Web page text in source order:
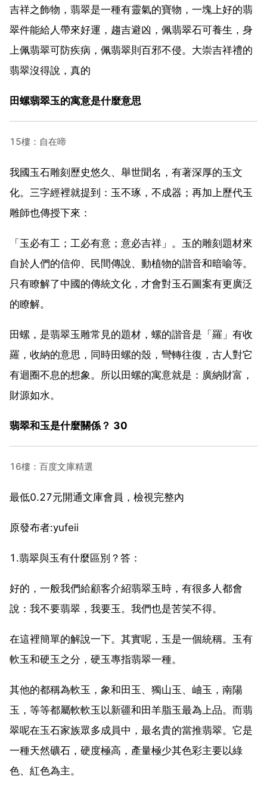
吉祥之飾物，翡翠是一種有靈氣的寶物，一塊上好的翡
翠件能給人帶來好運，趨吉避凶，佩翡翠石可養生，身
上佩翡翠可防疾病，佩翡翠則百邪不侵。大崇吉祥禮的
翡翠沒得說，真的
田螺翡翠玉的寓意是什麼意思
15樓：自在啼
我國玉石雕刻歷史悠久、舉世聞名，有著深厚的玉文
化。三字經裡就提到：玉不琢，不成器；再加上歷代玉
雕師也傳授下來：
「玉必有工；工必有意；意必吉祥」。玉的雕刻題材來
自於人們的信仰、民間傳說、動植物的諧音和暗喻等。
只有瞭解了中國的傳統文化，才會對玉石圖案有更廣泛
的瞭解。
田螺，是翡翠玉雕常見的題材，螺的諧音是「羅」有收
羅，收納的意思，同時田螺的殼，彎轉往復，古人對它
有迴圈不息的想象。所以田螺的寓意就是：廣納財富，
財源如水。
翡翠和玉是什麼關係？ 30
16樓：百度文庫精選
最低0.27元開通文庫會員，檢視完整內
原發布者:yufeii
1.翡翠與玉有什麼區別？答：
好的，一般我們給顧客介紹翡翠玉時，有很多人都會
說：我不要翡翠，我要玉。我們也是苦笑不得。
在這裡簡單的解說一下。其實呢，玉是一個統稱。玉有
軟玉和硬玉之分，硬玉專指翡翠一種。
其他的都稱為軟玉，象和田玉、獨山玉、岫玉，南陽
玉，等等都屬軟軟玉以新疆和田羊脂玉最為上品。而翡
翠呢在玉石家族眾多成員中，最名貴的當推翡翠。它是
一種天然礦石，硬度極高，產量極少其色彩主要以綠
色、紅色為主。